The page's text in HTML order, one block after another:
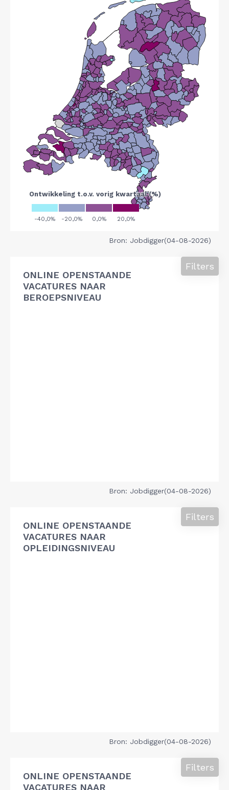
Bron: Jobdigger(04-08-2026)
ONLINE OPENSTAANDE
VACATURES NAAR
BEROEPSNIVEAU
Filters
Bron: Jobdigger(04-08-2026)
ONLINE OPENSTAANDE
VACATURES NAAR
OPLEIDINGSNIVEAU
Filters
Bron: Jobdigger(04-08-2026)
ONLINE OPENSTAANDE
VACATURES NAAR
Filters